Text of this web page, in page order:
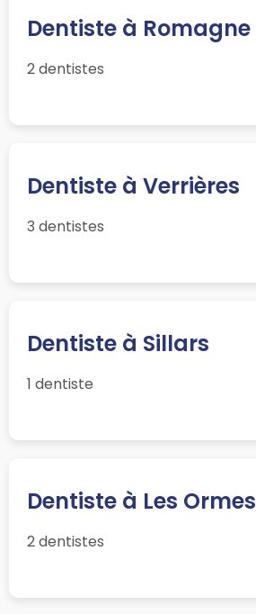
Dentiste à Romagne
2 dentistes
Dentiste à Verrières
3 dentistes
Dentiste à Sillars
1 dentiste
Dentiste à Les Ormes
2 dentistes